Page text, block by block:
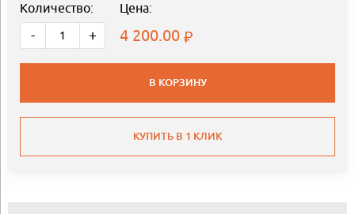
Количество:
- +
Цена:
4 200.00
В КОРЗИНУ
КУПИТЬ В 1 КЛИК